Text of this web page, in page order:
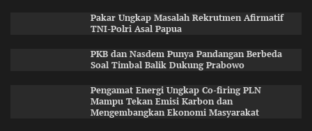
Pakar Ungkap Masalah Rekrutmen Afirmatif
TNI-Polri Asal Papua
PKB dan Nasdem Punya Pandangan Berbeda
Soal Timbal Balik Dukung Prabowo
Pengamat Energi Ungkap Co-firing PLN
Mampu Tekan Emisi Karbon dan
Mengembangkan Ekonomi Masyarakat